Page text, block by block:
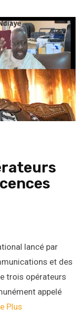
lancé par
et des
trois opérateurs
appelé
Plus